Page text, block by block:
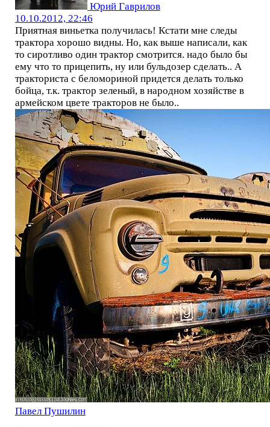
Юрий Гаврилов
10.10.2012, 22:46
Приятная виньетка получилась! Кстати мне следы
трактора хорошо видны. Но, как выше написали, как
то сиротливо один трактор смотрится. надо было бы
ему что то прицепить, ну или бульдозер сделать.. А
тракториста с беломориной придется делать только
бойца, т.к. трактор зеленый, в народном хозяйстве в
армейском цвете тракторов не было..
Павел Пушилин